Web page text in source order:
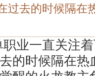
过去的时候隔在
业一直关注
的时候隔在热